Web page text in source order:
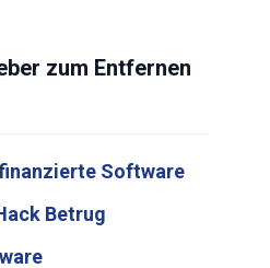
zum Entfernen
Software
Betrug